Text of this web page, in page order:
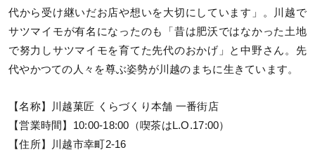
代から受け継いだお店や想いを大切にしています」。川越で
サツマイモが有名になったのも「昔は肥沃ではなかった土地
で努力しサツマイモを育てた先代のおかげ」と中野さん。先
代やかつての人々を尊ぶ姿勢が川越のまちに生きています。
【名称】川越菓匠 くらづくり本舗 一番街店
【営業時間】10:00-18:00（喫茶はL.O.17:00）
【住所】川越市幸町2-16